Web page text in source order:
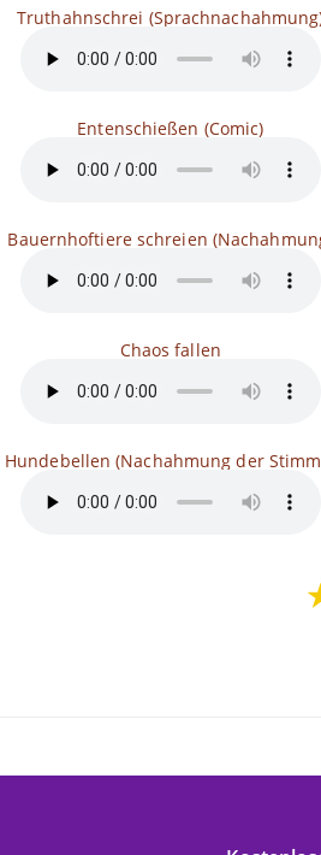
Truthahnschrei
Entenschießen (Comic)
Bauernhoftiere schreien
Chaos fallen
Hundebellen (Nachahmung der